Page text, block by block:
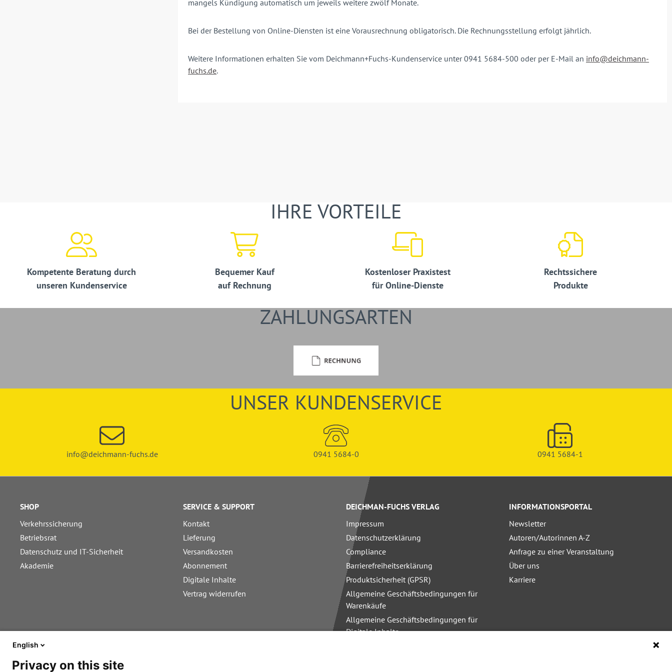
mangels Kündigung automatisch um jeweils weitere zwölf Monate.
Bei der Bestellung von Online-Diensten ist eine Vorausrechnung obligatorisch. Die Rechnungsstellung erfolgt jährlich.
Weitere Informationen erhalten Sie vom Deichmann+Fuchs-Kundenservice unter 0941 5684-500 oder per E-Mail an info@deichmann-
fuchs.de.
IHRE VORTEILE
Kompetente Beratung durch
unseren Kundenservice
Bequemer Kauf
auf Rechnung
Kostenloser Praxistest
für Online-Dienste
Rechtssichere
Produkte
ZAHLUNGSARTEN
UNSER KUNDENSERVICE
info@deichmann-fuchs.de 0941 5684-0 0941 5684-1
SHOP
Verkehrssicherung
Betriebsrat
Datenschutz und IT-Sicherheit
Akademie
SERVICE & SUPPORT
Kontakt
Lieferung
Versandkosten
Abonnement
Digitale Inhalte
Vertrag widerrufen
DEICHMAN-FUCHS VERLAG
Impressum
Datenschutzerklärung
Compliance
Barrierefreiheitserklärung
Produktsicherheit (GPSR)
Allgemeine Geschäftsbedingungen für
Warenkäufe
Allgemeine Geschäftsbedingungen für
Digitale Inhalte
INFORMATIONSPORTAL
Newsletter
Autoren/Autorinnen A-Z
Anfrage zu einer Veranstaltung
Über uns
Karriere
English
Privacy on this site